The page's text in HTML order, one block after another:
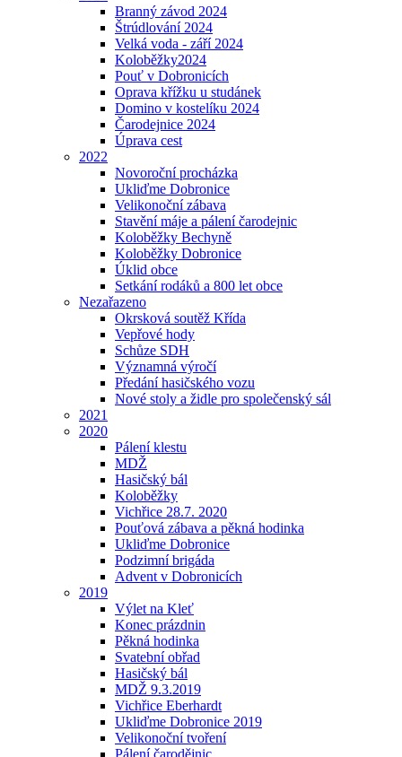
Branný závod 2024
Štrúdlování 2024
Velká voda - září 2024
Koloběžky2024
Pouť v Dobronicích
Oprava křížku u studánek
Domino v kostelíku 2024
Čarodejnice 2024
Úprava cest
2022
Novoroční procházka
Ukliďme Dobronice
Velikonoční zábava
Stavění máje a pálení čarodejnic
Koloběžky Bechyně
Koloběžky Dobronice
Úklid obce
Setkání rodáků a 800 let obce
Nezařazeno
Okrsková soutěž Křída
Vepřové hody
Schůze SDH
Významná výročí
Předání hasičského vozu
Nové stoly a židle pro společenský sál
2021
2020
Pálení klestu
MDŽ
Hasičský bál
Koloběžky
Vichřice 28.7. 2020
Pouťová zábava a pěkná hodinka
Ukliďme Dobronice
Podzimní brigáda
Advent v Dobronicích
2019
Výlet na Kleť
Konec prázdnin
Pěkná hodinka
Svatební obřad
Hasičský bál
MDŽ 9.3.2019
Vichřice Eberhardt
Ukliďme Dobronice 2019
Velikonoční tvoření
Pálení čarodějnic